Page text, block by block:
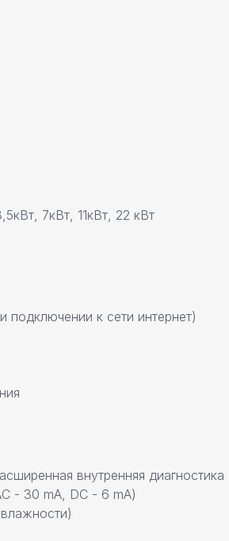
7кВт, 11кВт, 22 кВт
подключении к сети интернет)
внутренняя диагностика
- 30 mA, DC - 6 mA)